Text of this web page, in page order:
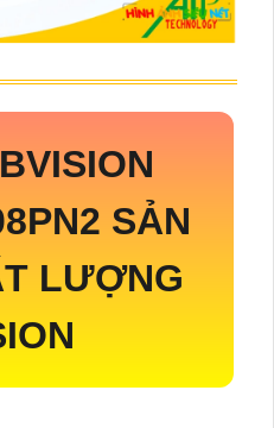
SẢN
LƯỢNG